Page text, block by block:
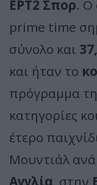
ΕΡΤ2 Σπορ. Ο
prime time
σύνολο και
και ήταν το
πρόγραμμα
κατηγορίες
έτερο
Μουντιάλ
Αγγλία, στην